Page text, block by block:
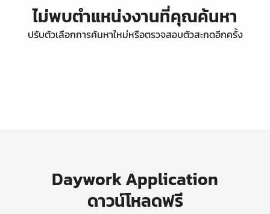
ไม่พบตำแหน่งงานที่คุณค้นหา
ปรับตัวเลือกการค้นหาใหม่หรือตรวจสอบตัวสะกดอีกครั้ง
Daywork Application
ดาวน์โหลดฟรี